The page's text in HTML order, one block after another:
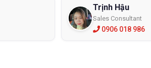
Trịnh Hậu
Sales Consultant
0906 018 986